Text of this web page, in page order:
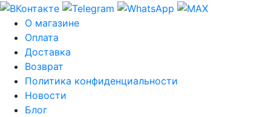
О магазине
Оплата
Доставка
Возврат
Политика конфиденциальности
Новости
Блог